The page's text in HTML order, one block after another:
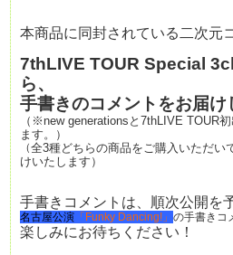
本商品に同封されている二次元
7thLIVE TOUR Special
ら、
手書きのコメントをお届
（※new generationsと7thLIVE TOUR
ます。）
（全3種どちらの商品をご購入いただい
けいたします）
手書きコメントは、 順次公開を
名古屋公演「Funky Dancing!」 の手書きコ
楽しみにお待ちください！